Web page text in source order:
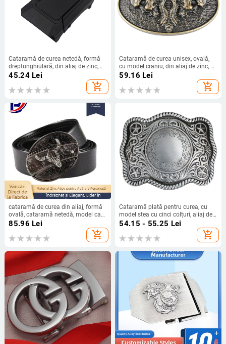
Cataramă de curea netedă, formă
dreptunghiulară, din aliaj de zinc,
închidere automată, model litere
45.24Lei
add_shopping_cart
Cataramă de curea unisex, ovală,
cu model craniu, din aliaj de zinc, cu
suprafață netedă
59.16 Lei
add_shopping_cart
cataramă de curea din aliaj, formă
ovală, cataramă netedă, model cap
de bou, stil hip-hop
85.96 Lei
add_shopping_cart
Cataramă plată pentru curea, cu
model stea cu cinci colțuri, aliaj de
zinc, unisex, cataramă pătrată
54.15 - 55.25 Lei
add_shopping_cart